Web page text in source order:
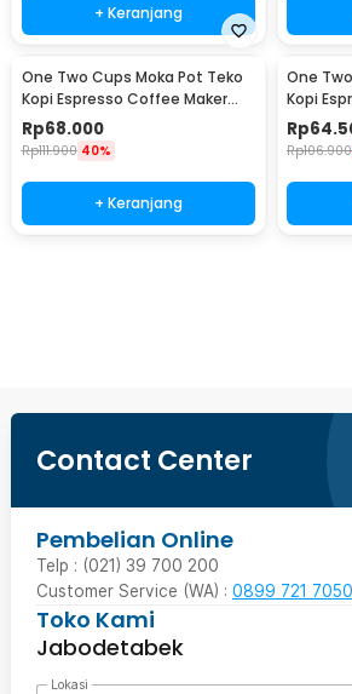
+ Keranjang
One Two Cups Moka Pot Teko
Kopi Espresso Coffee Maker
Stovetop 4 Cup 200ml - Z21
Rp68.000
Rp111.900 40%
+ Keranjang
One
Kopi
Rp
Rp106.900
Contact Center
Pembelian Online
Telp : (021) 39 700 200
Customer Service (WA) : 0899 721 7050
Toko Kami
Jabodetabek
Lokasi